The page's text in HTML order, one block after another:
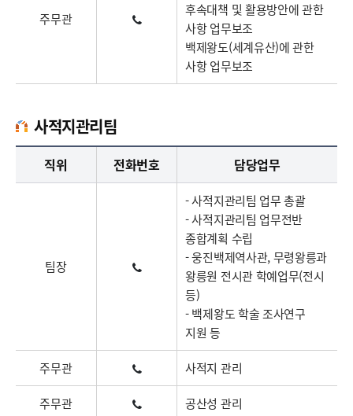
주무관
후속대책 및 활용방안에 관한
사항 업무보조
백제왕도(세계유산)에 관한
사항 업무보조
사적지관리팀
사적지관리팀업무담당자의 정보로 직급, 전화번호, 담당업무를 안내하고 있습니다
직위 전화번호 담당업무
팀장
- 사적지관리팀 업무 총괄
- 사적지관리팀 업무전반
종합계획 수립
- 웅진백제역사관, 무령왕릉과
왕릉원 전시관 학예업무(전시
등)
- 백제왕도 학술 조사연구
지원 등
주무관 사적지 관리
주무관 공산성 관리